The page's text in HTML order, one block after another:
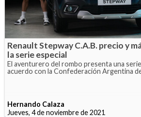
Renault Stepway C.A.B. precio y
la serie especial
El aventurero del rombo presenta una
acuerdo con la Confederación Argentina
Hernando Calaza
Jueves, 4 de noviembre de 2021